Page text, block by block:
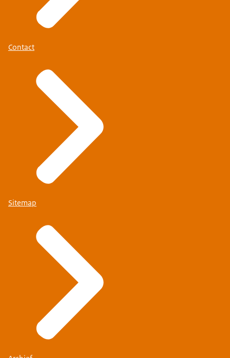
Contact
Sitemap